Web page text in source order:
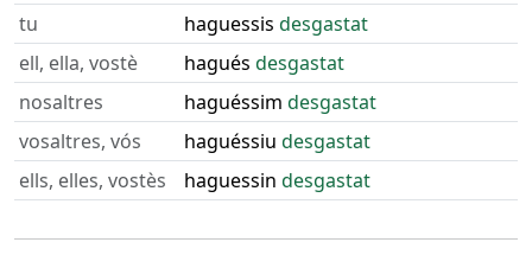
tu
haguessis desgastat
ell, ella, vostè
hagués desgastat
nosaltres
haguéssim desgastat
vosaltres, vós
haguéssiu desgastat
ells, elles, vostès
haguessin desgastat